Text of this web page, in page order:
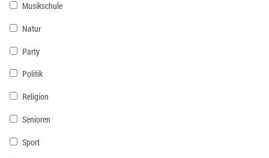
Musikschule
Natur
Party
Politik
Religion
Senioren
Sport